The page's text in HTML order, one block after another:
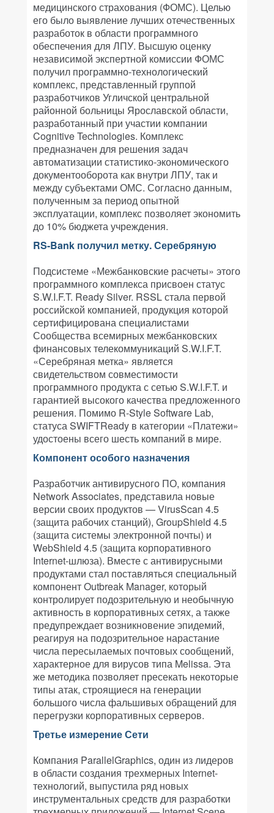
медицинского страхования (ФОМС). Целью
его было выявление лучших отечественных
разработок в области программного
обеспечения для ЛПУ. Высшую оценку
независимой экспертной комиссии ФОМС
получил программно-технологический
комплекс, представленный группой
разработчиков Угличской центральной
районной больницы Ярославской области,
разработанный при участии компании
Cognitive Technologies. Комплекс
предназначен для решения задач
автоматизации статистико-экономического
документооборота как внутри ЛПУ, так и
между субъектами ОМС. Согласно данным,
полученным за период опытной
эксплуатации, комплекс позволяет экономить
до 10% бюджета учреждения.
RS-Bank получил метку. Серебряную
Подсистеме «Межбанковские расчеты» этого
программного комплекса присвоен статус
S.W.I.F.T. Ready Silver. RSSL стала первой
российской компанией, продукция которой
сертифицирована специалистами
Сообщества всемирных межбанковских
финансовых телекоммуникаций S.W.I.F.T.
«Серебряная метка» является
свидетельством совместимости
программного продукта с сетью S.W.I.F.T. и
гарантией высокого качества предложенного
решения. Помимо R-Style Software Lab,
статуса SWIFTReady в категории «Платежи»
удостоены всего шесть компаний в мире.
Компонент особого назначения
Разработчик антивирусного ПО, компания
Network Associates, представила новые
версии своих продуктов — VirusScan 4.5
(защита рабочих станций), GroupShield 4.5
(защита системы электронной почты) и
WebShield 4.5 (защита корпоративного
Internet-шлюза). Вместе с антивирусными
продуктами стал поставляться специальный
компонент Outbreak Manager, который
контролирует подозрительную и необычную
активность в корпоративных сетях, а также
предупреждает возникновение эпидемий,
реагируя на подозрительное нарастание
числа пересылаемых почтовых сообщений,
характерное для вирусов типа Melissa. Эта
же методика позволяет пресекать некоторые
типы атак, строящиеся на генерации
большого числа фальшивых обращений для
перегрузки корпоративных серверов.
Третье измерение Сети
Компания ParallelGraphics, один из лидеров
в области создания трехмерных Internet-
технологий, выпустила ряд новых
инструментальных средств для разработки